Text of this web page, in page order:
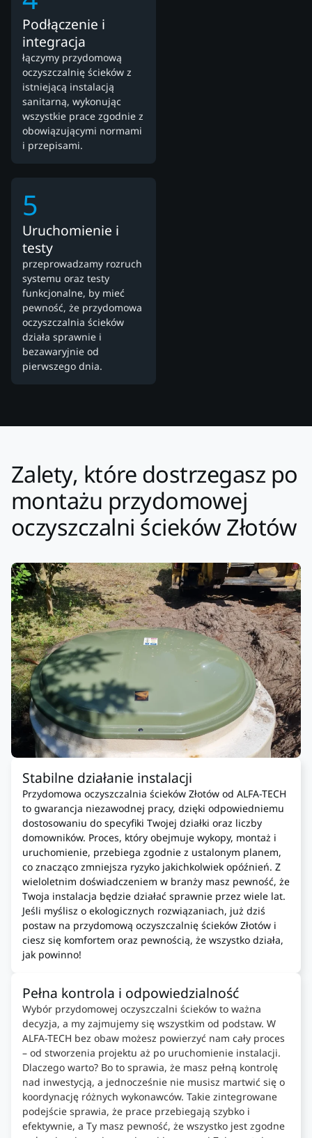
Podłączenie i
integracja
łączymy przydomową
oczyszczalnię ścieków z
istniejącą instalacją
sanitarną, wykonując
wszystkie prace zgodnie z
obowiązującymi normami
i przepisami.
5
Uruchomienie i
testy
przeprowadzamy rozruch
systemu oraz testy
funkcjonalne, by mieć
pewność, że przydomowa
oczyszczalnia ścieków
działa sprawnie i
bezawaryjnie od
pierwszego dnia.
Zalety, które dostrzegasz po
montażu przydomowej
oczyszczalni ścieków Złotów
Stabilne działanie instalacji
Przydomowa oczyszczalnia ścieków Złotów od ALFA-TECH
to gwarancja niezawodnej pracy, dzięki odpowiedniemu
dostosowaniu do specyfiki Twojej działki oraz liczby
domowników. Proces, który obejmuje wykopy, montaż i
uruchomienie, przebiega zgodnie z ustalonym planem,
co znacząco zmniejsza ryzyko jakichkolwiek opóźnień. Z
wieloletnim doświadczeniem w branży masz pewność, że
Twoja instalacja będzie działać sprawnie przez wiele lat.
Jeśli myślisz o ekologicznych rozwiązaniach, już dziś
postaw na przydomową oczyszczalnię ścieków Złotów i
ciesz się komfortem oraz pewnością, że wszystko działa,
jak powinno!
Pełna kontrola i odpowiedzialność
Wybór przydomowej oczyszczalni ścieków to ważna
decyzja, a my zajmujemy się wszystkim od podstaw. W
ALFA-TECH bez obaw możesz powierzyć nam cały proces
– od stworzenia projektu aż po uruchomienie instalacji.
Dlaczego warto? Bo to sprawia, że masz pełną kontrolę
nad inwestycją, a jednocześnie nie musisz martwić się o
koordynację różnych wykonawców. Takie zintegrowane
podejście sprawia, że prace przebiegają szybko i
efektywnie, a Ty masz pewność, że wszystko jest zgodne